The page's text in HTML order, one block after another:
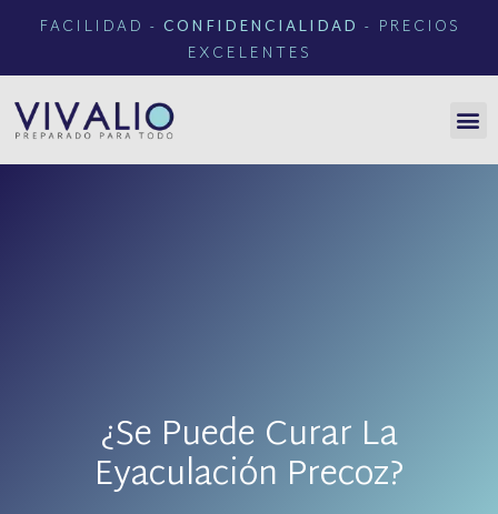
FACILIDAD - CONFIDENCIALIDAD - PRECIOS
EXCELENTES
¿Se Puede Curar La
Eyaculación Precoz?